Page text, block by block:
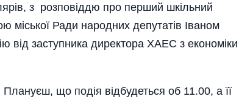
з розповіддю про перший шкільний
міської Ради народних депутатів Іваном
від заступника директора ХАЕС з економіки
що подія відбудеться об 11.00, а її